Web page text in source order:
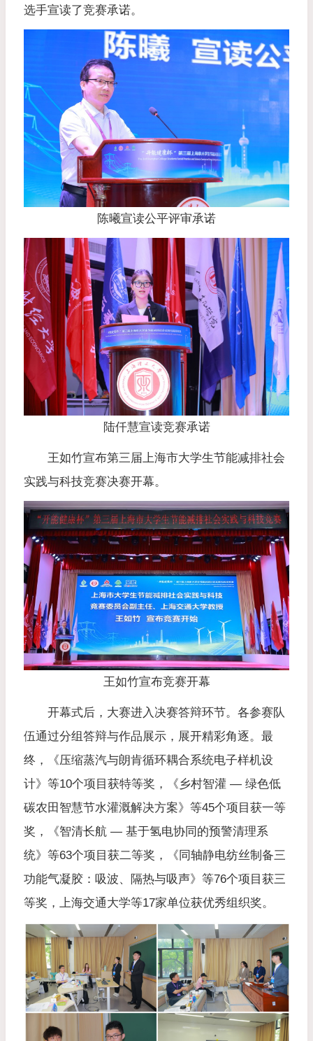
选手宣读了竞赛承诺。
陈曦宣读公平评审承诺
陆仟慧宣读竞赛承诺
王如竹宣布第三届上海市大学生节能减排社会
实践与科技竞赛决赛开幕。
王如竹宣布竞赛开幕
开幕式后，大赛进入决赛答辩环节。各参赛队
伍通过分组答辩与作品展示，展开精彩角逐。最
终，《压缩蒸汽与朗肯循环耦合系统电子样机设
计》等10个项目获特等奖，《乡村智灌 — 绿色低
碳农田智慧节水灌溉解决方案》等45个项目获一等
奖，《智清长航 — 基于氢电协同的预警清理系
统》等63个项目获二等奖，《同轴静电纺丝制备三
功能气凝胶：吸波、隔热与吸声》等76个项目获三
等奖，上海交通大学等17家单位获优秀组织奖。